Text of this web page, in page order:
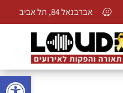
אברבנאל 84, תל אביב